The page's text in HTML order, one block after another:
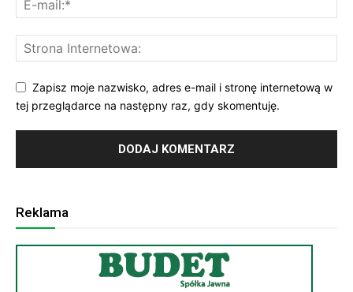
Zapisz moje nazwisko, adres e-mail i stronę internetową w
tej przeglądarce na następny raz, gdy skomentuję.
Reklama